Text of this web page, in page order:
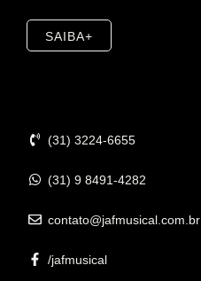
SAIBA+
(31) 3224-6655
(31) 9 8491-4282
contato@jafmusical.com.br
/jafmusical